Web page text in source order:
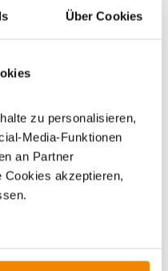
Über Cookies
zu personalisieren,
Media-Funktionen
an Partner
Cookies akzeptieren,
Grillzubehör | Räucherholz